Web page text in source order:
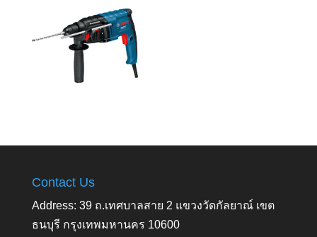
Contact Us
Address: 39 ถ.เทศบาลสาย 2 แขวงวัดกัลยาณ์ เขต
ธนบุรี กรุงเทพมหานคร 10600